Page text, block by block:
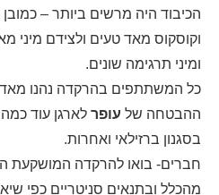
הכיבוד היה מרשים ביותר – כמובן
וקוסקוס מאד טעים ולצידם מיני
ומיני תרגימה שונים.
כל המשתתפים בהרקדה נהנו
ההבטחה של עופר לארגן עוד כמה
בסגנון ברזילאי ואחרות.
חברים- בואו להרקדה המושקעת
מהכלל ובתנאים סניטריים כפי